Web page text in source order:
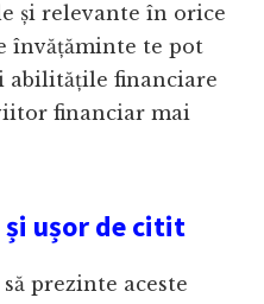
și relevante în orice
învățăminte te pot
abilitățile financiare
financiar mai
ușor de citit
prezinte aceste